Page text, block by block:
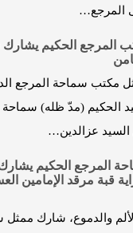
المرجع…
المرجع الحكيم
مكتب سماحة المرجع
الحكيم (مدّ ظله) سماحة
السيد عزالدين…
المرجع الحكيم
قبة مرقد الإمامين
والدموع، شارك